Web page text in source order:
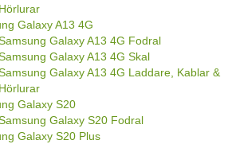
Hörlurar
Galaxy A13 4G
Galaxy A13 4G Fodral
Galaxy A13 4G Skal
Galaxy A13 4G Laddare, Kablar &
Hörlurar
Galaxy S20
Galaxy S20 Fodral
Galaxy S20 Plus